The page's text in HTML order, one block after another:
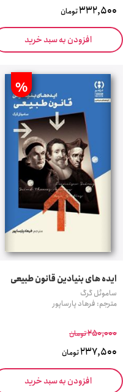
332,500تومان
افزودن به سبد خرید
%
ایده های بنیادین قانون طبیعی
ساموئل گرگ
مترجم: فرهاد پارساپور
250,000تومان
237,500تومان
افزودن به سبد خرید